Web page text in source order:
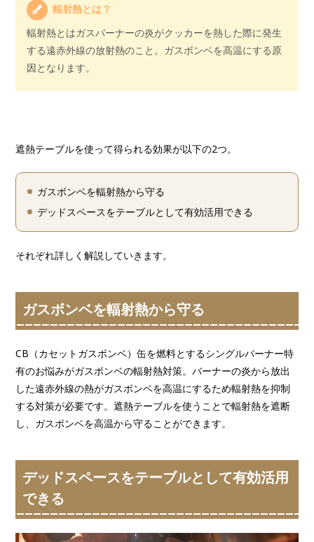
輻射熱とは？
輻射熱とはガスバーナーの炎がクッカーを熱した際に発生
する遠赤外線の放射熱のこと。ガスボンベを高温にする原
因となります。
遮熱テーブルを使って得られる効果が以下の2つ。
ガスボンベを輻射熱から守る
デッドスペースをテーブルとして有効活用できる
それぞれ詳しく解説していきます。
ガスボンベを輻射熱から守る
CB（カセットガスボンベ）缶を燃料とするシングルバーナー特
有のお悩みがガスボンベの輻射熱対策。バーナーの炎から放出
した遠赤外線の熱がガスボンベを高温にするため輻射熱を抑制
する対策が必要です。遮熱テーブルを使うことで輻射熱を遮断
し、ガスボンベを高温から守ることができます。
デッドスペースをテーブルとして有効活用
できる